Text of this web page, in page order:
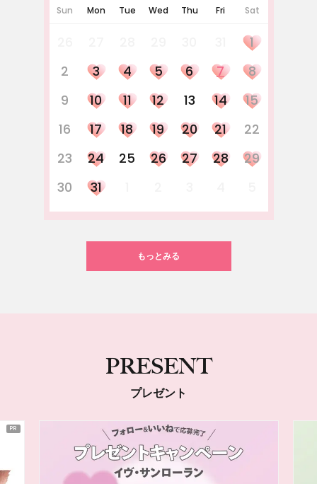
Sun Mon Tue Wed Thu Fri Sat
1
2
3 4 5 6 7
8
9
10 11 12 13 14
15
16
17 18 19 20 21
22
23
24 25 26 27 28
29
30
31
もっとみる
PRESENT
プレゼント